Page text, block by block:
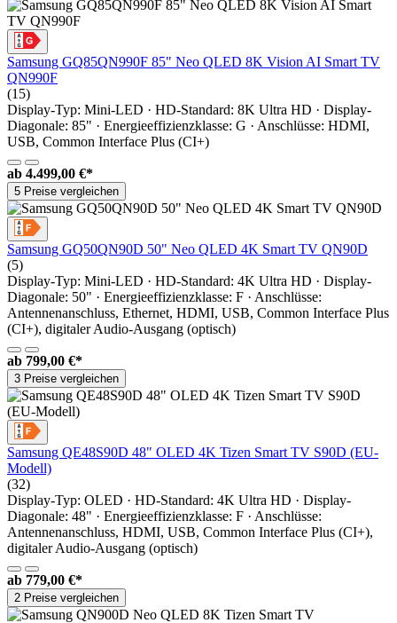
Samsung GQ85QN990F 85" Neo QLED 8K Vision AI Smart TV
QN990F
(15)
Display-Typ: Mini-LED · HD-Standard: 8K Ultra HD · Display-
Diagonale: 85" · Energieeffizienzklasse: G · Anschlüsse: HDMI,
USB, Common Interface Plus (CI+)
ab 4.499,00 €*
5 Preise vergleichen
Samsung GQ50QN90D 50" Neo QLED 4K Smart TV QN90D
(5)
Display-Typ: Mini-LED · HD-Standard: 4K Ultra HD · Display-
Diagonale: 50" · Energieeffizienzklasse: F · Anschlüsse:
Antennenanschluss, Ethernet, HDMI, USB, Common Interface Plus
(CI+), digitaler Audio-Ausgang (optisch)
ab 799,00 €*
3 Preise vergleichen
Samsung QE48S90D 48" OLED 4K Tizen Smart TV S90D (EU-
Modell)
(32)
Display-Typ: OLED · HD-Standard: 4K Ultra HD · Display-
Diagonale: 48" · Energieeffizienzklasse: F · Anschlüsse:
Antennenanschluss, HDMI, USB, Common Interface Plus (CI+),
digitaler Audio-Ausgang (optisch)
ab 779,00 €*
2 Preise vergleichen